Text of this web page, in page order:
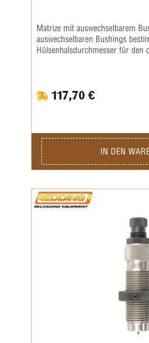
Matrize mit auswechselbarem
auswechselbaren Bushings
Hülsenhalsdurchmesser für den
Body Die- Standard-
Satz enthalten, bitte extra ordern.
117,70 €
IN DEN